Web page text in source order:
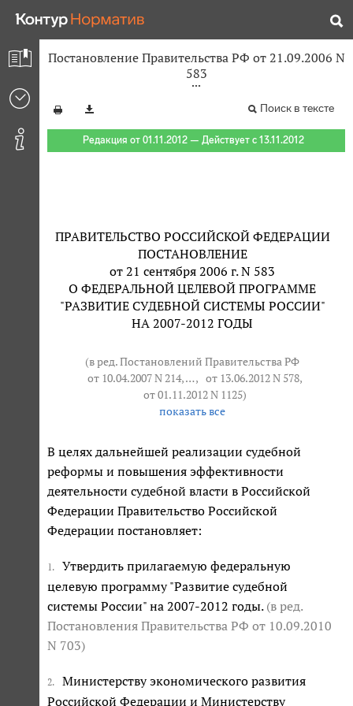
Постановление Правительства РФ от 21.09.2006 N
583
Поиск в тексте
Редакция от 01.11.2012 — Действует с 13.11.2012
ПРАВИТЕЛЬСТВО РОССИЙСКОЙ ФЕДЕРАЦИИ
ПОСТАНОВЛЕНИЕ
от 21 сентября 2006 г. N 583
О ФЕДЕРАЛЬНОЙ ЦЕЛЕВОЙ ПРОГРАММЕ
"РАЗВИТИЕ СУДЕБНОЙ СИСТЕМЫ РОССИИ"
НА 2007-2012 ГОДЫ
(в ред. Постановлений Правительства РФ
от 10.04.2007 N 214, … , от 13.06.2012 N 578,
от 01.11.2012 N 1125)
показать все
В целях дальнейшей реализации судебной
реформы и повышения эффективности
деятельности судебной власти в Российской
Федерации Правительство Российской
Федерации постановляет:
1.
Утвердить прилагаемую федеральную
целевую программу "Развитие судебной
системы России" на 2007-2012 годы. (в ред.
Постановления Правительства РФ от 10.09.2010
N 703)
2.
Министерству экономического развития
Российской Федерации и Министерству